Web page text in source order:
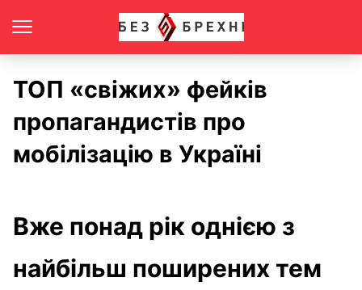
ТОП «свіжих» фейків
пропагандистів про
мобілізацію в Україні
Вже понад рік однією з
найбільш поширених тем